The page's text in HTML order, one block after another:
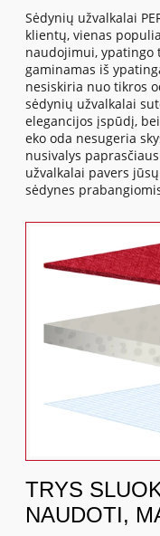
Sėdynių užvalkalai
klientų, vienas
naudojimui, ypatingo
gaminamas iš
nesiskiria nuo tikros
sėdynių užvalkalai
elegancijos įspūdį,
eko oda nesugeria
nusivalys
užvalkalai pavers
sėdynes
TRYS
NAUDOTI,